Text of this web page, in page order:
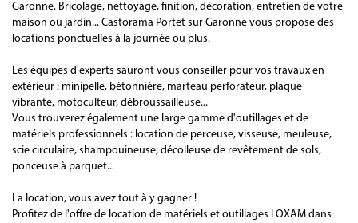
Garonne. Bricolage, nettoyage, finition, décoration, entretien de votre
maison ou jardin... Castorama Portet sur Garonne vous propose des
locations ponctuelles à la journée ou plus.
Les équipes d'experts sauront vous conseiller pour vos travaux en
extérieur : minipelle, bétonnière, marteau perforateur, plaque
vibrante, motoculteur, débroussailleuse...
Vous trouverez également une large gamme d'outillages et de
matériels professionnels : location de perceuse, visseuse, meuleuse,
scie circulaire, shampouineuse, décolleuse de revêtement de sols,
ponceuse à parquet...
La location, vous avez tout à y gagner !
Profitez de l'offre de location de matériels et outillages LOXAM dans